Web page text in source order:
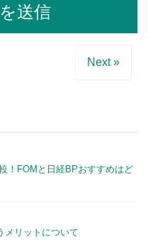
Next »
！FOMと日経BPおすすめはど
メリットについて